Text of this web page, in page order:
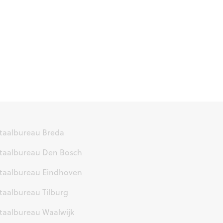
Breda
Den Bosch
Eindhoven
Tilburg
Waalwijk